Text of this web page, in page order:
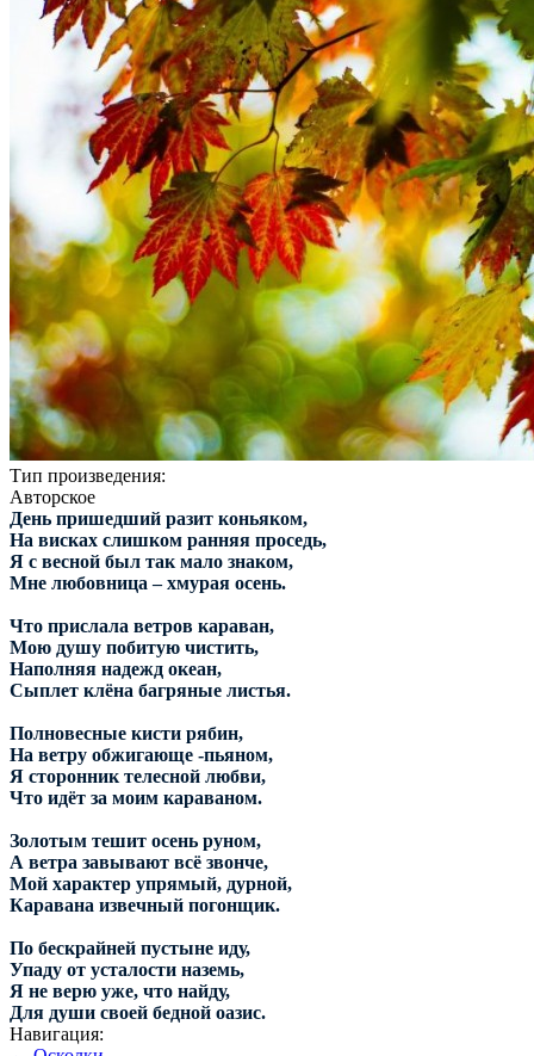
Тип произведения:
Авторское
День пришедший разит коньяком,
На висках слишком ранняя проседь,
Я с весной был так мало знаком,
Мне любовница – хмурая осень.
Что прислала ветров караван,
Мою душу побитую чистить,
Наполняя надежд океан,
Сыплет клёна багряные листья.
Полновесные кисти рябин,
На ветру обжигающе -пьяном,
Я сторонник телесной любви,
Что идёт за моим караваном.
Золотым тешит осень руном,
А ветра завывают всё звонче,
Мой характер упрямый, дурной,
Каравана извечный погонщик.
По бескрайней пустыне иду,
Упаду от усталости наземь,
Я не верю уже, что найду,
Для души своей бедной оазис.
Навигация: